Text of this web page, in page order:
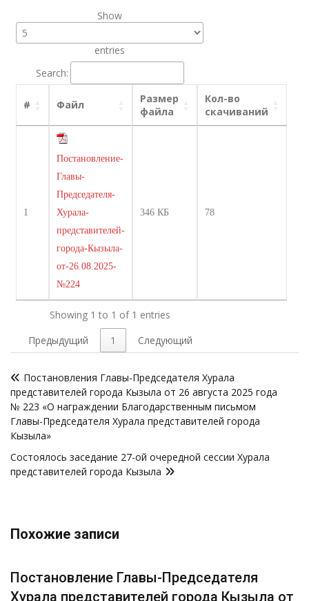
Show
entries
Search:
# Файл
Размер
файла
Кол-во
скачиваний
1
Постановление-
Главы-
Председателя-
Хурала-
представителей-
города-Кызыла-
от-26.08.2025-
№224
346 КБ 78
Showing 1 to 1 of 1 entries
Предыдущий
1 Следующий
по
записям
Постановления Главы-Председателя Хурала
представителей города Кызыла от 26 августа 2025 года
№ 223 «О награждении Благодарственным письмом
Главы-Председателя Хурала представителей города
Кызыла»
Состоялось заседание 27-ой очередной сессии Хурала
представителей города Кызыла
Похожие записи
Постановление Главы-Председателя
Хурала представителей города Кызыла от